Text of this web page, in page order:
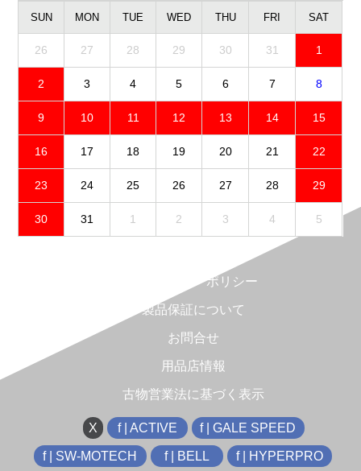
SUN MON TUE WED THU FRI SAT
26 27 28 29 30 31 1
2 3 4 5 6 7 8
9 10 11 12 13 14 15
16 17 18 19 20 21 22
23 24 25 26 27 28 29
30 31 1 2 3 4 5
プライバシーポリシー
製品保証について
お問合せ
用品店情報
古物営業法に基づく表示
X f | ACTIVE f | GALE SPEED
f | SW-MOTECH f | BELL f | HYPERPRO